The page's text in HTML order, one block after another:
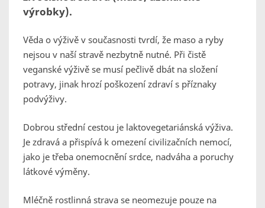
výrobky).
Věda o výživě v současnosti tvrdí, že maso a ryby
nejsou v naší stravě nezbytně nutné. Při čistě
veganské výživě se musí pečlivě dbát na složení
potravy, jinak hrozí poškození zdraví s příznaky
podvýživy.
Dobrou střední cestou je laktovegetariánská výživa.
Je zdravá a přispívá k omezení civilizačních nemocí,
jako je třeba onemocnění srdce, nadváha a poruchy
látkové výměny.
Mléčně rostlinná strava se neomezuje pouze na